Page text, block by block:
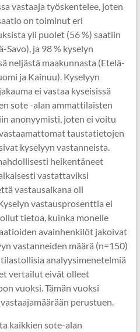
vastaaja työskentelee, joten
on toiminut eri
yli puolet (56 %) saatiin
Savo), ja 98 % kyselyn
neljästä maakunnasta (Etelä-
ja Kainuu). Kyselyyn
ei vastaa kyseisissä
sote -alan ammattilaisten
anonyymisti, joten ei voitu
taustatietojen
kyselyyn vastanneista.
heikentäneet
vastattaviksi
vastausaikana oli
vastausprosenttia ei
tietoa, kuinka monelle
avainhenkilöt jakoivat
vastanneiden määrä (n=150)
analyysimenetelmiä
vertailut eivät olleet
vuoksi. Tämän vuoksi
perustuen.
kaikkien sote-alan